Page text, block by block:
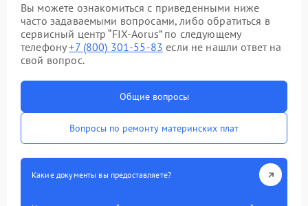
Вы можете ознакомиться с приведенными ниже
часто задаваемыми вопросами, либо обратиться в
сервисный центр “FIX-Aorus” по следующему
телефону+7 (800) 301-55-83 если не нашли ответ на
свой вопрос.
Общие вопросы
Вопросы по ремонту материнских плат
Какие документы вы предоставляете?